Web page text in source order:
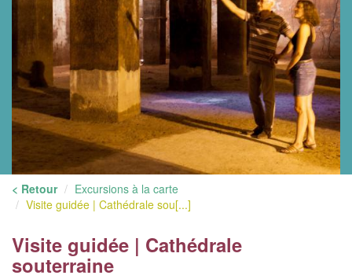
< Retour
Excursions à la carte
Visite guidée | Cathédrale sou[...]
Visite guidée | Cathédrale
souterraine